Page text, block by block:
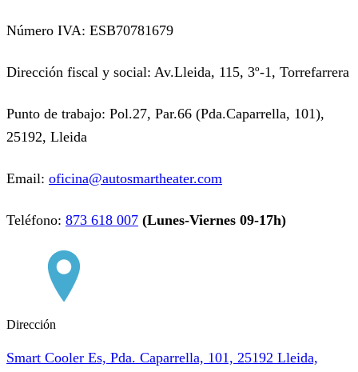
Número IVA: ESB70781679
Dirección fiscal y social: Av.Lleida, 115, 3º-1, Torrefarrera
Punto de trabajo: Pol.27, Par.66 (Pda.Caparrella, 101),
25192, Lleida
Email: oficina@autosmartheater.com
Teléfono: 873 618 007 (Lunes-Viernes 09-17h)
Dirección
Smart Cooler Es, Pda. Caparrella, 101, 25192 Lleida,